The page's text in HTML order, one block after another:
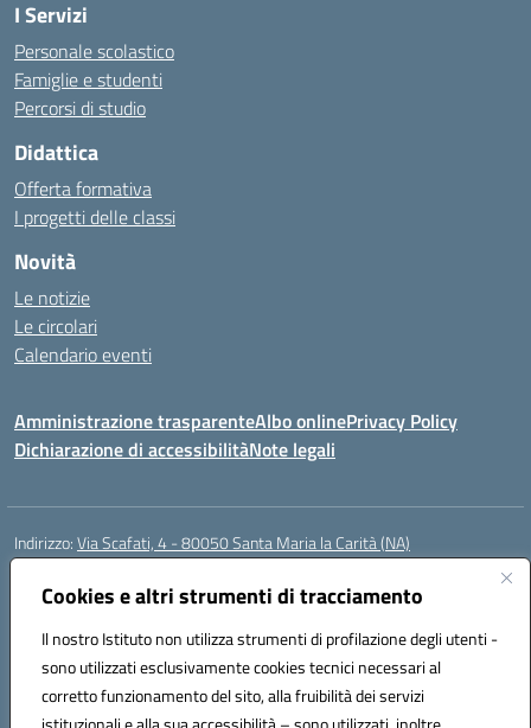
Cookies e altri strumenti di tracciamento
Il nostro Istituto non utilizza strumenti di profilazione degli utenti -
sono utilizzati esclusivamente cookies tecnici necessari al
corretto funzionamento del sito, alla fruibilità dei servizi
I Servizi
Personale scolastico
Famiglie e studenti
Percorsi di studio
Didattica
Offerta formativa
I progetti delle classi
Novità
Le notizie
Le circolari
Calendario eventi
Amministrazione trasparenteAlbo onlinePrivacy Policy
Dichiarazione di accessibilitàNote legali
Indirizzo:Via Scafati, 4 - 80050 Santa Maria la Carità (NA)
Centralino:
Posta elettronica certificata (PEC):NAEE21900T@pec.istruzione.it
Codice fiscale: 90016250632
Codice meccanografico:NAEE21900T
Codice Indice delle Pubbliche Amministrazioni (IPA): istsc_naee21900t
Codice unico di fatturazione (CUF): UFZ0X6